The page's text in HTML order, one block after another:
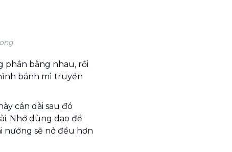
phần bằng nhau, rồi
bánh mì truyền
cán dài sau đó
Nhớ dùng dao để
nướng sẽ nở đều hơn